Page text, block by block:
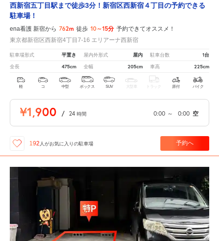
西新宿五丁目駅まで徒歩3分！新宿区西新宿４丁目の予約できる
駐車場！
ena看護 新宿から 762m 徒歩 10～15分 予約できてオススメ！
東京都新宿区西新宿4丁目7-16 エリアーナ西新宿
駐車場形式 平置き 屋内外形式 屋内 駐車台数 1台
全長 475cm 全幅 205cm 車高 225cm
軽 コ 中型 ボックス SUV 大型車 トラック 原付 バイク
¥1,900 / 24 時間 0:00 ～ 0:00 空
192 人がお気に入りの駐車場 予約へ